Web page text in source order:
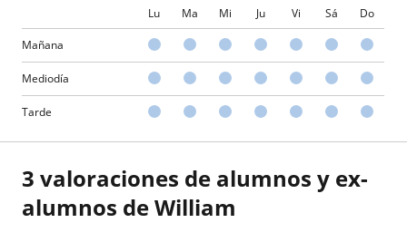
Lu Ma Mi Ju Vi Sá Do
Mañana
Mediodía
Tarde
3 valoraciones de alumnos y ex-
alumnos de William